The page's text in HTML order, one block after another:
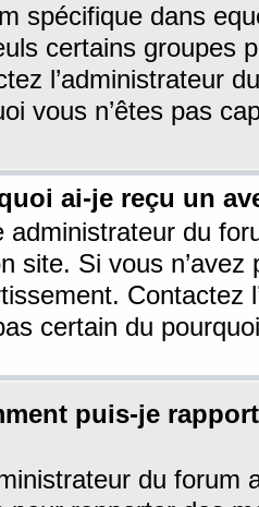
spécifique dans
certains groupes
l’administrateur
vous n’êtes pas
ai-je reçu un
administrateur du
site. Si vous
Contactez
certain du
puis-je
du forum